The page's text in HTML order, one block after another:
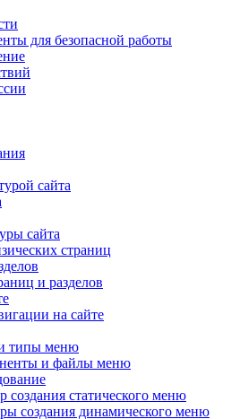
для безопасной работы
сайта
сайта
страниц
и разделов
на сайте
типы меню
и файлы меню
создания статического меню
создания динамического меню